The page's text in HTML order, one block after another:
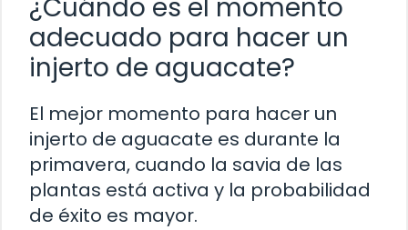
¿Cuándo es el momento
adecuado para hacer un
injerto de aguacate?
El mejor momento para hacer un
injerto de aguacate es durante la
primavera, cuando la savia de las
plantas está activa y la probabilidad
de éxito es mayor.